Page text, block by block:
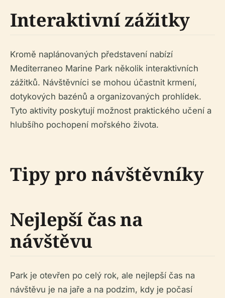
Interaktivní zážitky
Kromě naplánovaných představení nabízí
Mediterraneo Marine Park několik interaktivních
zážitků. Návštěvníci se mohou účastnit krmení,
dotykových bazénů a organizovaných prohlídek.
Tyto aktivity poskytují možnost praktického učení a
hlubšího pochopení mořského života.
Tipy pro návštěvníky
Nejlepší čas na
návštěvu
Park je otevřen po celý rok, ale nejlepší čas na
návštěvu je na jaře a na podzim, kdy je počasí